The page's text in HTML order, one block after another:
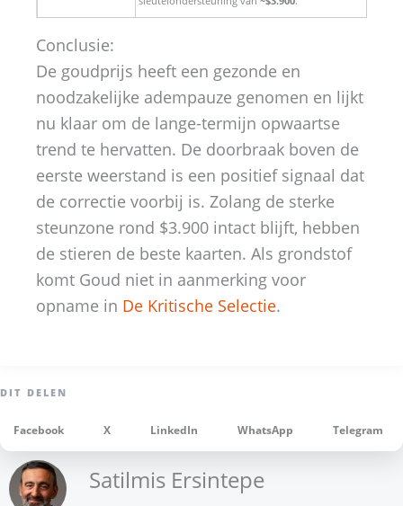
Conclusie:
De goudprijs heeft een gezonde en
noodzakelijke adempauze genomen en lijkt
nu klaar om de lange-termijn opwaartse
trend te hervatten. De doorbraak boven de
eerste weerstand is een positief signaal dat
de correctie voorbij is. Zolang de sterke
steunzone rond $3.900 intact blijft, hebben
de stieren de beste kaarten. Als grondstof
komt Goud niet in aanmerking voor
opname in De Kritische Selectie.
Facebook X LinkedIn WhatsApp Telegram
Satilmis Ersintepe